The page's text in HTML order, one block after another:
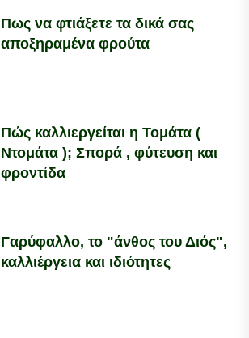
Πως να φτιάξετε τα δικά σας
αποξηραμένα φρούτα
Πώς καλλιεργείται η Τομάτα (
Ντομάτα ); Σπορά , φύτευση και
φροντίδα
Γαρύφαλλο, το "άνθος του Διός",
καλλιέργεια και ιδιότητες